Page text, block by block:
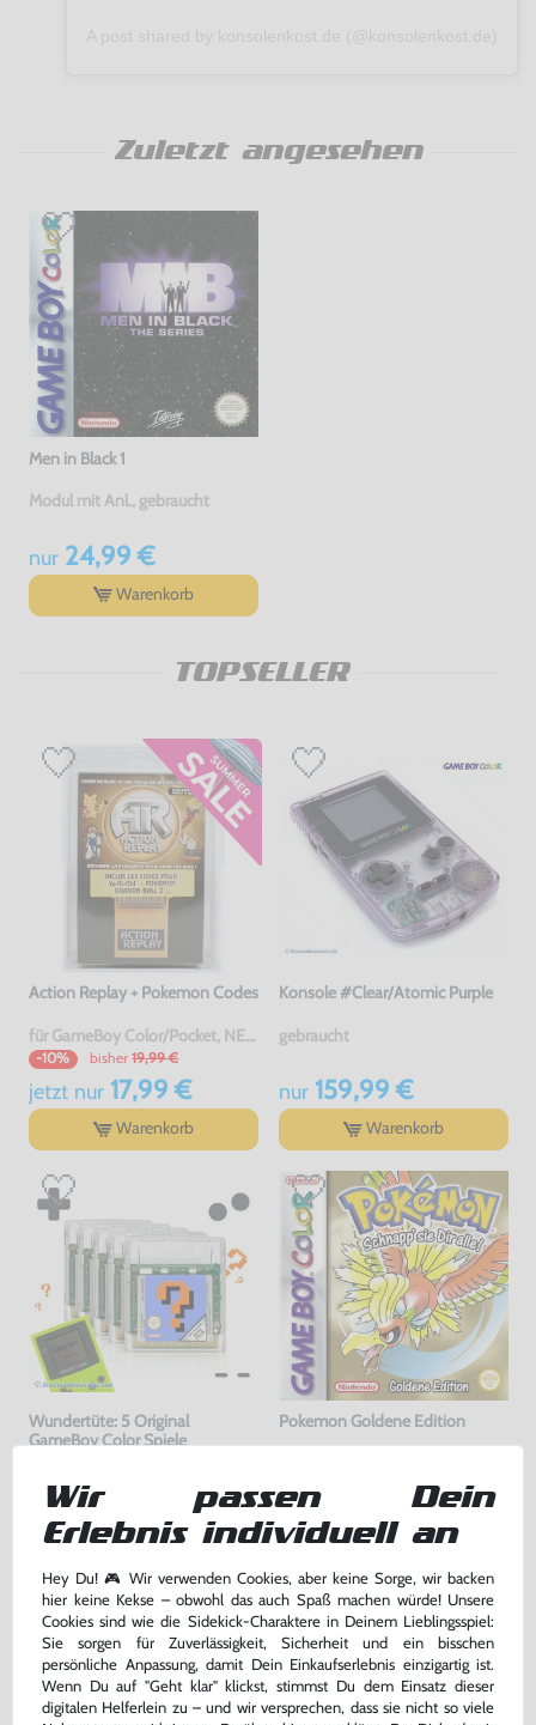
Zuletzt angesehen
Men in Black 1
Modul mit Anl., gebraucht
nur24,99 €
Warenkorb
TOPSELLER
Action Replay + Pokemon Codes
für GameBoy Color/Pocket, NEU & OVP
-10% bisher 19,99 €
jetzt nur17,99 €
Warenkorb
Konsole #Clear/Atomic Purple
gebraucht
nur159,99 €
Warenkorb
Wundertüte: 5 Original
GameBoy Color Spiele
nur54,99 €
Pokemon Goldene Edition
nur99,99 €
DAS HABEN ANDERE DAZU
GEKAUFT
Wir passen Dein
Erlebnis individuell an
Hey Du! 🎮 Wir verwenden Cookies, aber keine Sorge, wir backen
hier keine Kekse – obwohl das auch Spaß machen würde! Unsere
Cookies sind wie die Sidekick-Charaktere in Deinem Lieblingsspiel:
Sie sorgen für Zuverlässigkeit, Sicherheit und ein bisschen
persönliche Anpassung, damit Dein Einkaufserlebnis einzigartig ist.
Wenn Du auf "Geht klar" klickst, stimmst Du dem Einsatz dieser
digitalen Helferlein zu – und wir versprechen, dass sie nicht so viele